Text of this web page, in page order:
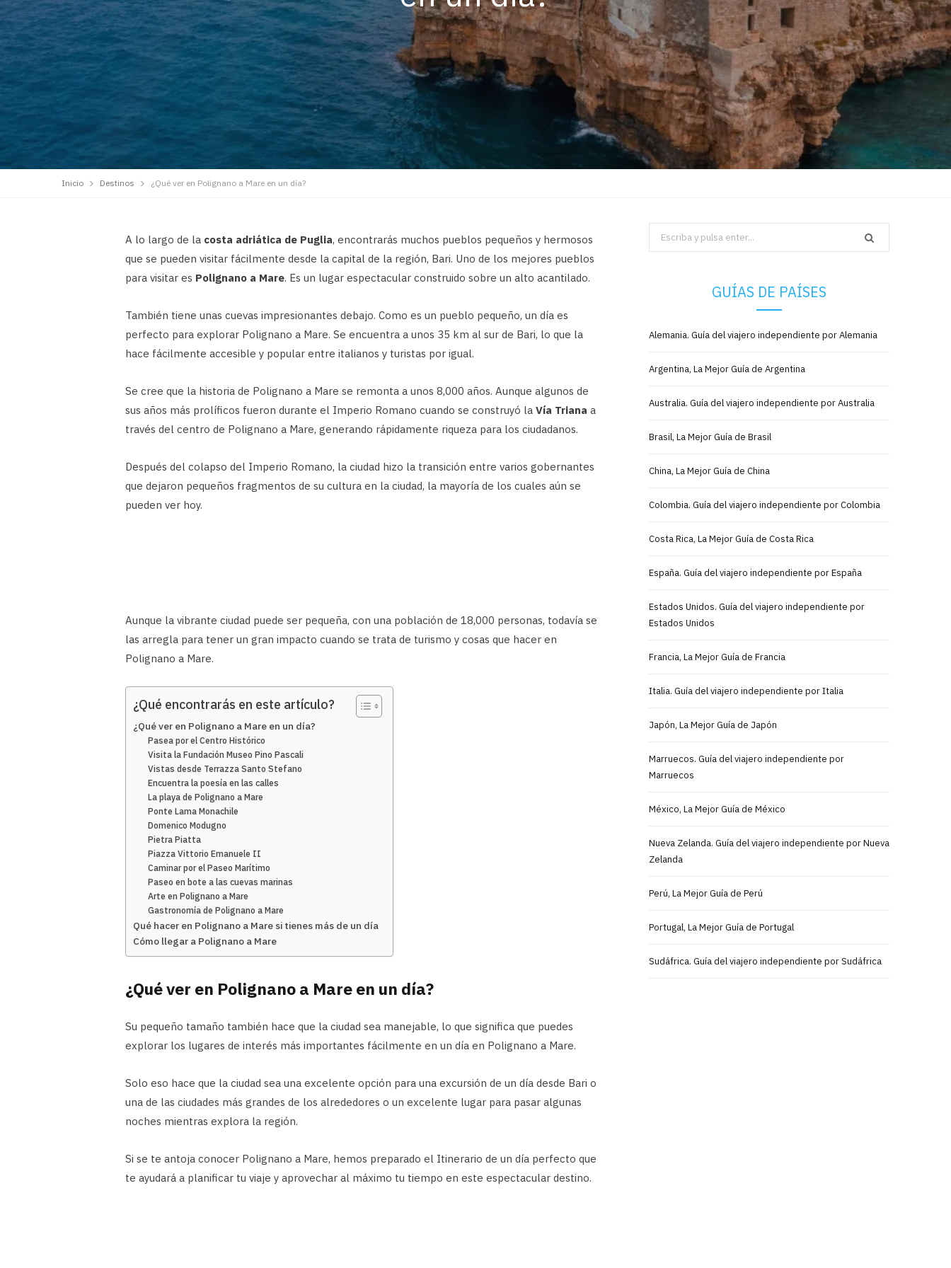
Inicio Destinos ¿Qué ver en Polignano a Mare en un día?
A lo largo de la costa adriática de Puglia, encontrarás muchos pueblos pequeños y hermosos
que se pueden visitar fácilmente desde la capital de la región, Bari. Uno de los mejores pueblos
para visitar es Polignano a Mare. Es un lugar espectacular construido sobre un alto acantilado.
También tiene unas cuevas impresionantes debajo. Como es un pueblo pequeño, un día es
perfecto para explorar Polignano a Mare. Se encuentra a unos 35 km al sur de Bari, lo que la
hace fácilmente accesible y popular entre italianos y turistas por igual.
Se cree que la historia de Polignano a Mare se remonta a unos 8,000 años. Aunque algunos de
sus años más prolíficos fueron durante el Imperio Romano cuando se construyó la Vía Triana a
través del centro de Polignano a Mare, generando rápidamente riqueza para los ciudadanos.
Después del colapso del Imperio Romano, la ciudad hizo la transición entre varios gobernantes
que dejaron pequeños fragmentos de su cultura en la ciudad, la mayoría de los cuales aún se
pueden ver hoy.
Aunque la vibrante ciudad puede ser pequeña, con una población de 18,000 personas, todavía se
las arregla para tener un gran impacto cuando se trata de turismo y cosas que hacer en
Polignano a Mare.
¿Qué encontrarás en este artículo?
¿Qué ver en Polignano a Mare en un día?
Pasea por el Centro Histórico
Visita la Fundación Museo Pino Pascali
Vistas desde Terrazza Santo Stefano
Encuentra la poesía en las calles
La playa de Polignano a Mare
Ponte Lama Monachile
Domenico Modugno
Pietra Piatta
Piazza Vittorio Emanuele II
Caminar por el Paseo Marítimo
Paseo en bote a las cuevas marinas
Arte en Polignano a Mare
Gastronomía de Polignano a Mare
Qué hacer en Polignano a Mare si tienes más de un día
Cómo llegar a Polignano a Mare
¿Qué ver en Polignano a Mare en un día?
Su pequeño tamaño también hace que la ciudad sea manejable, lo que significa que puedes
explorar los lugares de interés más importantes fácilmente en un día en Polignano a Mare.
Solo eso hace que la ciudad sea una excelente opción para una excursión de un día desde Bari o
una de las ciudades más grandes de los alrededores o un excelente lugar para pasar algunas
noches mientras explora la región.
Si se te antoja conocer Polignano a Mare, hemos preparado el Itinerario de un día perfecto que
te ayudará a planificar tu viaje y aprovechar al máximo tu tiempo en este espectacular destino.
Search
for:
GUÍAS DE PAÍSES
Alemania. Guía del viajero independiente por Alemania
Argentina, La Mejor Guía de Argentina
Australia. Guía del viajero independiente por Australia
Brasil, La Mejor Guía de Brasil
China, La Mejor Guía de China
Colombia. Guía del viajero independiente por Colombia
Costa Rica, La Mejor Guía de Costa Rica
España. Guía del viajero independiente por España
Estados Unidos. Guía del viajero independiente por
Estados Unidos
Francia, La Mejor Guía de Francia
Italia. Guía del viajero independiente por Italia
Japón, La Mejor Guía de Japón
Marruecos. Guía del viajero independiente por
Marruecos
México, La Mejor Guía de México
Nueva Zelanda. Guía del viajero independiente por Nueva
Zelanda
Perú, La Mejor Guía de Perú
Portugal, La Mejor Guía de Portugal
Sudáfrica. Guía del viajero independiente por Sudáfrica